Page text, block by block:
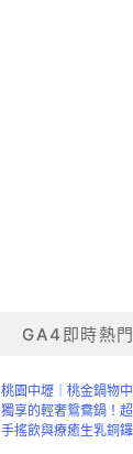
GA4即時熱
桃園中壢｜桃金鍋物
獨享的輕奢鴛鴦鍋！
手搖飲與療癒生乳銅